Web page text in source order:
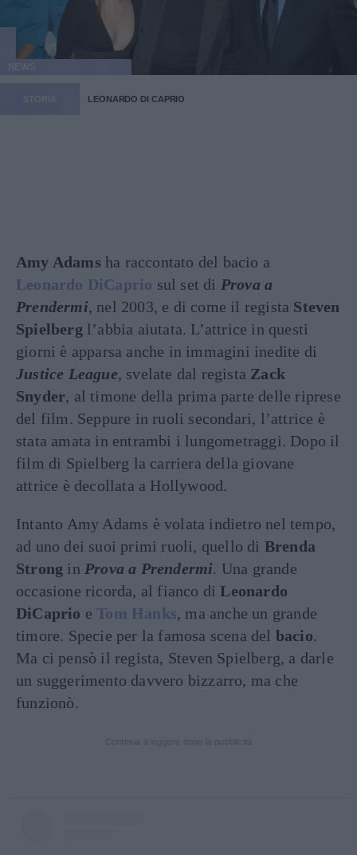
LEONARDO DI CAPRIO
Amy Adams ha raccontato del bacio a
Leonardo DiCaprio sul set di Prova a
Prendermi, nel 2003, e di come il regista Steven
Spielberg l’abbia aiutata. L’attrice in questi
giorni è apparsa anche in immagini inedite di
Justice League, svelate dal regista Zack
Snyder, al timone della prima parte delle riprese
del film. Seppure in ruoli secondari, l’attrice è
stata amata in entrambi i lungometraggi. Dopo il
film di Spielberg la carriera della giovane
attrice è decollata a Hollywood.
Intanto Amy Adams è volata indietro nel tempo,
ad uno dei suoi primi ruoli, quello di Brenda
Strong in Prova a Prendermi. Una grande
occasione ricorda, al fianco diLeonardo
DiCaprio e Tom Hanks, ma anche un grande
timore. Specie per la famosa scena del bacio.
Ma ci pensò il regista, Steven Spielberg, a darle
un suggerimento davvero bizzarro, ma che
funzionò.